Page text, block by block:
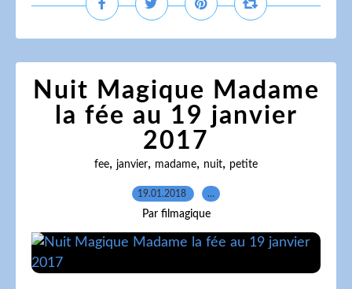
Nuit Magique Madame
la fée au 19 janvier
2017
fee, janvier, madame, nuit, petite
19.01.2018 …
Par filmagique